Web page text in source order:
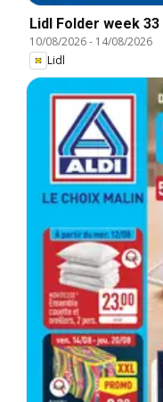
Lidl Folder week 33
10/08/2026- 14/08/2026
Lidl